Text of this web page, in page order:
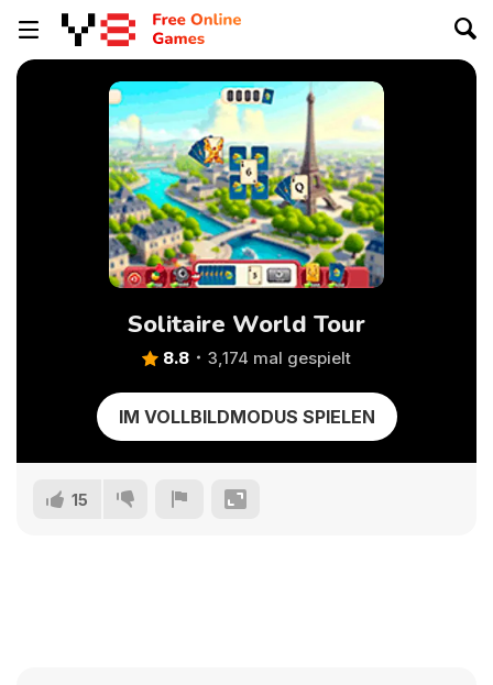
Solitaire World Tour
8.8 3,174 mal gespielt
IM VOLLBILDMODUS SPIELEN
15